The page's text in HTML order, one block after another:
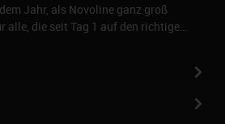
Jahr, als Novoline ganz groß
die seit Tag 1 auf den richtige…